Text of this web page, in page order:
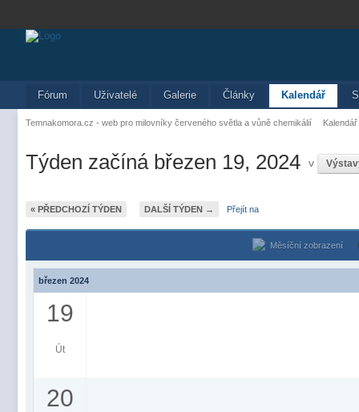
Fórum Uživatelé Galerie Články Kalendář
Temnakomora.cz - web pro milovníky červeného světla a vůně chemikálií Kalendář
Týden začíná březen 19, 2024 v
« PŘEDCHOZÍ TÝDEN DALŠÍ TÝDEN → Přejít na
Měsíční zobrazení
březen 2024
19
Út
20